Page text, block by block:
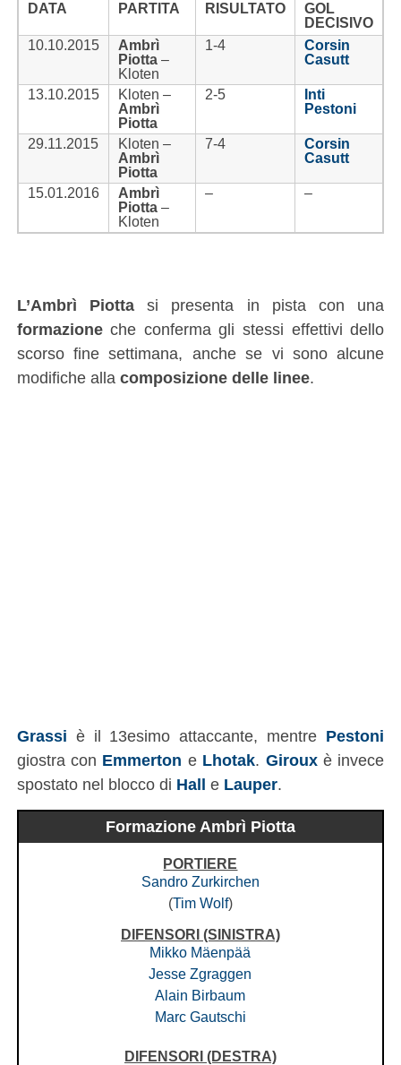
DATA PARTITA RISULTATO
GOL
DECISIVO
10.10.2015
Ambrì
Piotta–
Kloten
1-4
Corsin
Casutt
13.10.2015
Kloten –
Ambrì
Piotta
2-5
Inti
Pestoni
29.11.2015
Kloten –
Ambrì
Piotta
7-4
Corsin
Casutt
15.01.2016
Ambrì
Piotta–
Kloten
– –
L’Ambrì Piottasi presenta in pista con una
formazioneche conferma gli stessi effettivi dello
scorso fine settimana, anche se vi sono alcune
modifiche alla composizione delle linee.
Grassi è il 13esimo attaccante, mentre Pestoni
giostra con Emmerton e Lhotak. Girouxè invece
spostato nel blocco di Hall e Lauper.
Formazione Ambrì Piotta
PORTIERE
Sandro Zurkirchen
(Tim Wolf)
DIFENSORI (SINISTRA)
Mikko Mäenpää
Jesse Zgraggen
Alain Birbaum
Marc Gautschi
DIFENSORI (DESTRA)